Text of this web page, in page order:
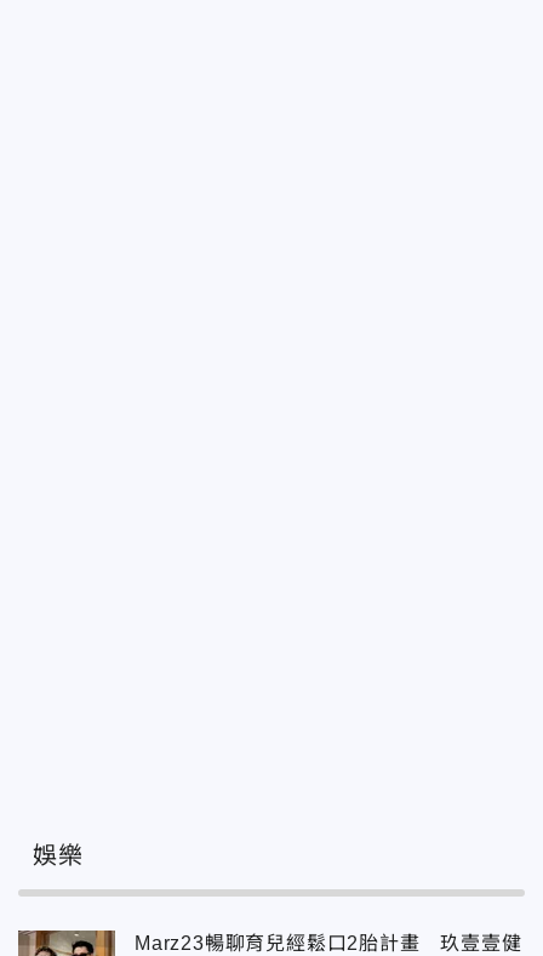
娛樂
Marz23暢聊育兒經鬆口2胎計畫 玖壹壹健